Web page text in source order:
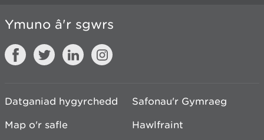
Ymuno â'r sgwrs
Datganiad hygyrchedd
Safonau'r Gymraeg
Map o'r safle
Hawlfraint